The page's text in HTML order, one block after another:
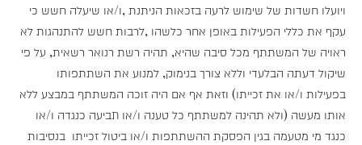
ויועלו חשדות של שימוש לרעה בזכאות הניתנת ,ו/או שיעלה חשש כי
עקף את כללי הפעילות באופן אחר כלשהו ,לרבות חשש להתנהגות לא
ראויה של המשתתף מכל סיבה שהיא, תהיה רשת רנואר רשאית, על פי
שיקול דעתה הבלעדי וללא צורך בנימוק, למנוע את השתתפותו
בפעילות ו/או את זכייתו) וזאת אף אם היה זוכה המשתתף במבצע ללא
אותו מעשה (ולא תהינה למשתתף כל טענה ו/או תביעה כנגדה ו/או
כנגד מי מטעמה בגין הפסקת ההשתתפות ו/או ביטול זכייתו בנסיבות